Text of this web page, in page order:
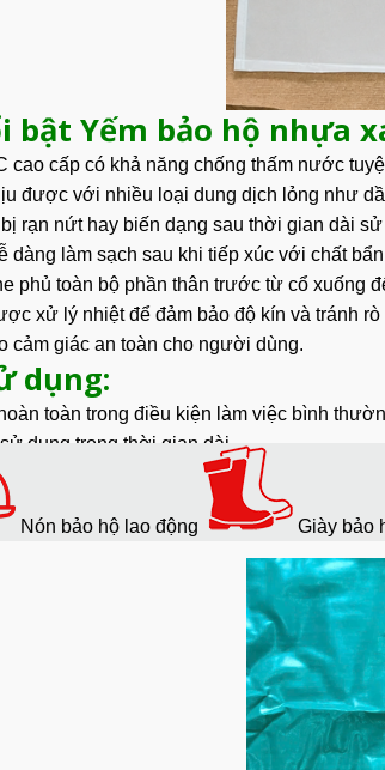
bật Yếm bảo hộ nhựa
cao cấp có khả năng chống thấm nước
được với nhiều loại dung dịch lỏng như
rạn nứt hay biến dạng sau thời gian dài sử
dàng làm sạch sau khi tiếp xúc với chất
phủ toàn bộ phần thân trước từ cổ xuống
xử lý nhiệt để đảm bảo độ kín và tránh rò
cảm giác an toàn cho người dùng.
dụng:
toàn trong điều kiện làm việc bình
dụng trong thời gian dài.
vệ ngay cả sau nhiều lần sử dụng và quá
các tác động cơ học nhẹ và vừa.
Nón bảo hộ lao động Giày bảo